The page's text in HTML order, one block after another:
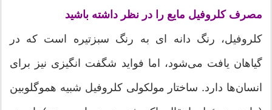
مصرف کلروفیل مایع را در نظر داشته باشید
کلروفیل، رنگ دانه ای به رنگ سبزتیره است که در
گیاهان یافت می‌شود، اما فواید شگفت انگیزی نیز برای
انسان‌ها دارد. ساختار مولکولی کلروفیل شبیه هموگلوبین